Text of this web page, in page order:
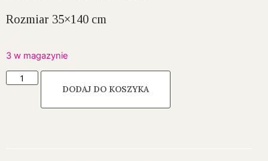
Rozmiar 35×140 cm
3 w magazynie
DODAJ DO KOSZYKA